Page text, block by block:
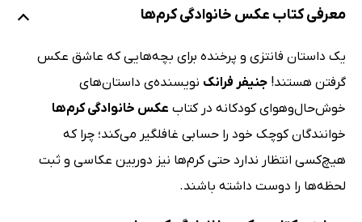
معرفی کتاب عکس خانوادگی کرم‌ها
یک داستان فانتزی و پرخنده برای بچه‌هایی که عاشق عکس
گرفتن هستند! جنیفر فرانک نویسنده‌ی داستان‌های
خوش‌حال‌وهوای کودکانه در کتاب عکس خانوادگی کرم‌ها
خوانندگان کوچک خود را حسابی غافلگیر می‌کند؛ چرا که
هیچ‌کسی انتظار ندارد حتی کرم‌ها نیز دوربین عکاسی و ثبت
لحظه‌ها را دوست داشته باشند.